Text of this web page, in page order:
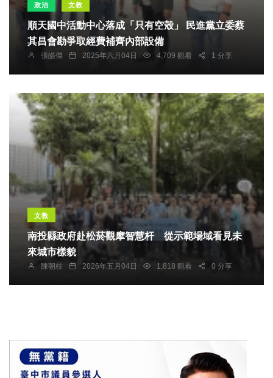
政治 文教
順天國中活動中心落成「只有空殼」 民進黨立委蔡
其昌會勘爭取經費補齊內部設備
張皓傑 2025年六月04日 4,709 觀看 1 分享
文教
南投縣政府赴松菸觀摩智慧杆 從示範場域看見未
來城市樣貌
陳朝枝 2026年五月04日 1,818 觀看 0 分享